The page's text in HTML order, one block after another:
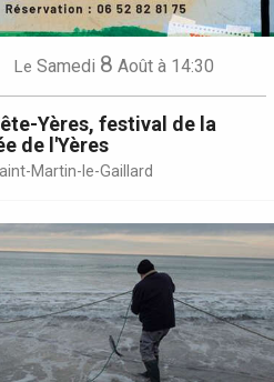
Le Samedi 8 Août à 14:30
Yères, festival de la
de l'Yères
Martin-le-Gaillard